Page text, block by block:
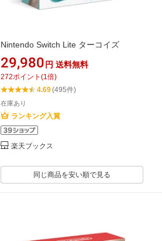
Nintendo Switch Lite ターコイズ
29,980 円 送料無料
272ポイント (1 倍)
4.69(495件)
在庫あり
ランキング入賞
楽天ブックス
同じ商品を安い順で見る